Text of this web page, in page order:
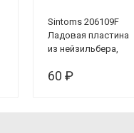
Sintoms 206109F
Ладовая пластина
из нейзильбера,
фабричная упаковка
60 ₽